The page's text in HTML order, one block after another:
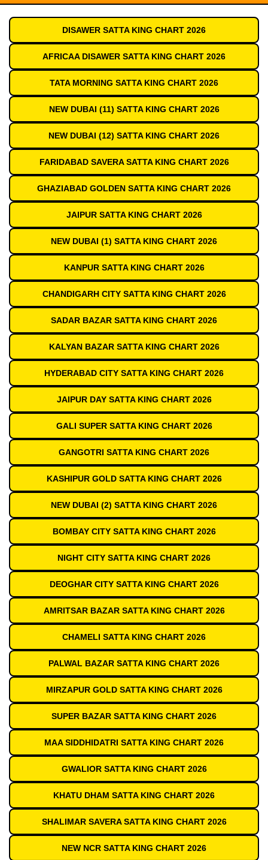
DISAWER SATTA KING CHART 2026
AFRICAA DISAWER SATTA KING CHART 2026
TATA MORNING SATTA KING CHART 2026
NEW DUBAI (11) SATTA KING CHART 2026
NEW DUBAI (12) SATTA KING CHART 2026
FARIDABAD SAVERA SATTA KING CHART 2026
GHAZIABAD GOLDEN SATTA KING CHART 2026
JAIPUR SATTA KING CHART 2026
NEW DUBAI (1) SATTA KING CHART 2026
KANPUR SATTA KING CHART 2026
CHANDIGARH CITY SATTA KING CHART 2026
SADAR BAZAR SATTA KING CHART 2026
KALYAN BAZAR SATTA KING CHART 2026
HYDERABAD CITY SATTA KING CHART 2026
JAIPUR DAY SATTA KING CHART 2026
GALI SUPER SATTA KING CHART 2026
GANGOTRI SATTA KING CHART 2026
KASHIPUR GOLD SATTA KING CHART 2026
NEW DUBAI (2) SATTA KING CHART 2026
BOMBAY CITY SATTA KING CHART 2026
NIGHT CITY SATTA KING CHART 2026
DEOGHAR CITY SATTA KING CHART 2026
AMRITSAR BAZAR SATTA KING CHART 2026
CHAMELI SATTA KING CHART 2026
PALWAL BAZAR SATTA KING CHART 2026
MIRZAPUR GOLD SATTA KING CHART 2026
SUPER BAZAR SATTA KING CHART 2026
MAA SIDDHIDATRI SATTA KING CHART 2026
GWALIOR SATTA KING CHART 2026
KHATU DHAM SATTA KING CHART 2026
SHALIMAR SAVERA SATTA KING CHART 2026
NEW NCR SATTA KING CHART 2026